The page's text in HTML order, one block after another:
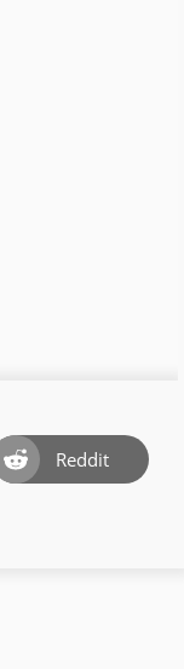
Reddit